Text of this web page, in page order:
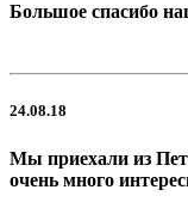
Большое спасибо
24.08.18
Мы приехали из
очень много